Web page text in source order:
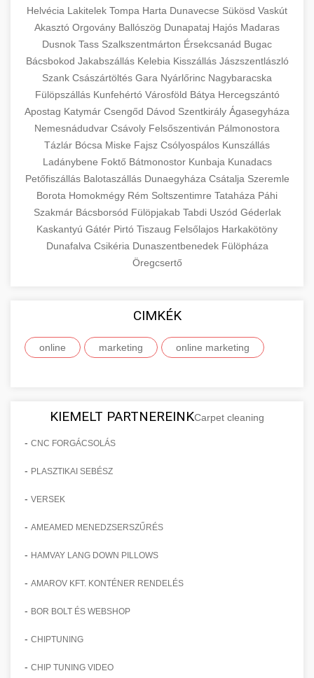
Helvécia Lakitelek Tompa Harta Dunavecse Sükösd Vaskút
Akasztó Orgovány Ballószög Dunapataj Hajós Madaras
Dusnok Tass Szalkszentmárton Érsekcsanád Bugac
Bácsbokod Jakabszállás Kelebia Kisszállás Jászszentlászló
Szank Császártöltés Gara Nyárlőrinc Nagybaracska
Fülöpszállás Kunfehértó Városföld Bátya Hercegszántó
Apostag Katymár Csengőd Dávod Szentkirály Ágasegyháza
Nemesnádudvar Csávoly Felsőszentiván Pálmonostora
Tázlár Bócsa Miske Fajsz Csólyospálos Kunszállás
Ladánybene Foktő Bátmonostor Kunbaja Kunadacs
Petőfiszállás Balotaszállás Dunaegyháza Csátalja Szeremle
Borota Homokmégy Rém Soltszentimre Tataháza Páhi
Szakmár Bácsborsód Fülöpjakab Tabdi Uszód Géderlak
Kaskantyú Gátér Pirtó Tiszaug Felsőlajos Harkakötöny
Dunafalva Csikéria Dunaszentbenedek Fülöpháza
Öregcsertő
CIMKÉK
online marketing online marketing
KIEMELT PARTNEREINKCarpet cleaning
- CNC FORGÁCSOLÁS
- PLASZTIKAI SEBÉSZ
- VERSEK
- AMEAMED MENEDZSERSZŰRÉS
- HAMVAY LANG DOWN PILLOWS
- AMAROV KFT. KONTÉNER RENDELÉS
- BOR BOLT ÉS WEBSHOP
- CHIPTUNING
- CHIP TUNING VIDEO